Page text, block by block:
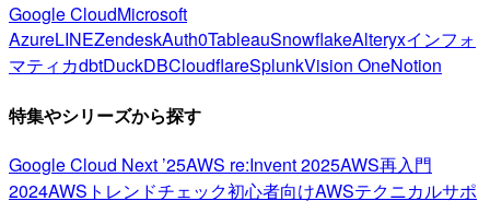
Google CloudMicrosoft
AzureLINEZendeskAuth0TableauSnowflakeAlteryxインフォ
マティカdbtDuckDBCloudflareSplunkVision OneNotion
特集やシリーズから探す
Google Cloud Next ’25AWS re:Invent 2025AWS再入門
2024AWSトレンドチェック初心者向けAWSテクニカルサポ